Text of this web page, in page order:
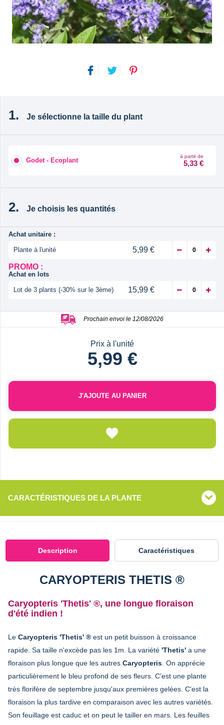
Je sélectionne la taille du plant
Godet - Ecoplant
à partir de
5,33 €
Je choisis les quantités
Achat unitaire :
Plante à l'unité
5,99 €
PROMO :
Achat en lots
Lot de 3 plants (-30% sur le 3ème) 15,99 €
Prochain envoi le 12/08/2026
Prix à l'unité
5,99 €
J'AJOUTE AU PANIER
CARACTÉRISTIQUES DE LA PLANTE
Description Caractéristiques
CARYOPTERIS THETIS ®
Caryopteris 'Thetis' ®, une longue floraison
d'été indien !
Le Caryopteris 'Thetis' ® est un petit buisson à croissance
rapide. Sa taille n'excède pas les 1m. La variété 'Thetis' a une
floraison plus longue que les autres Caryopteris . On apprécie
particulièrement le bleu profond de ses fleurs. C'est une plante
très florifère de septembre jusqu'aux premières gelées. C'est la
floraison la plus tardive en comparaison avec les autres variétés.
Son feuillage est caduc et on peut le tailler en mars. Les feuilles